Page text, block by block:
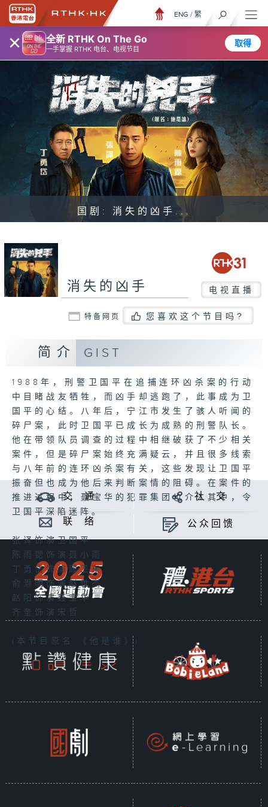
× 全新 RTHK On The Go
一手掌握 RTHK 电台、电视节目
取得
ENG / 繁
国剧: 消失的凶手...
消失的凶手 电视直播
特备网页 您喜欢这个节目吗?
简介 GIST
1988年，刑警卫国平在追捕连环凶杀案的行动
中目睹战友牺牲，而凶手却逃跑了，此事成为卫
国平的心结。八年后，宁江市发生了骇人听闻的
碎尸案，此时卫国平已成长为成熟的刑警队长。
他在带领队员调查的过程中相继破获了不少相关
案件，但是碎尸案始终充满疑云，并且很多线索
与八年前的连环凶杀案有关，这些发现让卫国平
振奋但也成为他后来判断案情的阻碍。在案件的
推进过程中，聂宝华的犯罪集团也介入其中，令
卫国平深陷迷阵。
张译饰演卫国平
陈雨锶饰演聂小雨
丁勇岱饰演顾卫东
俞灏明饰演赵世杰
赵阳饰演聂宝华
齐奎饰演宋哲
(本节目原名:《他是谁》)
交 通 社 交
联 络 公众回馈